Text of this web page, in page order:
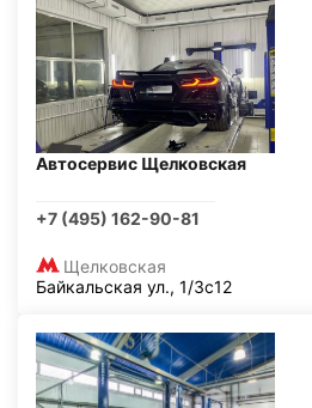
Автосервис Щелковская
+7 (495) 162-90-81
Щелковская
Байкальская ул., 1/3с12